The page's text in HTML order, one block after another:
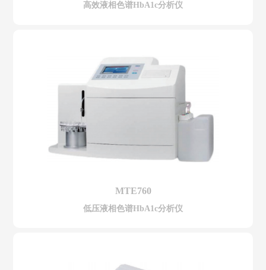
高效液相色谱HbA1c分析仪
MTE760
低压液相色谱HbA1c分析仪